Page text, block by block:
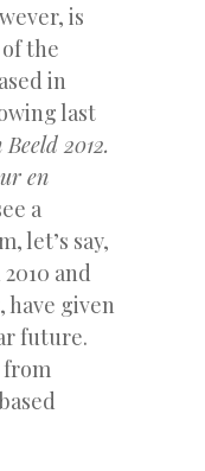
is
the
in
last
2012.
en
a
let’s say,
and
have given
future.
from